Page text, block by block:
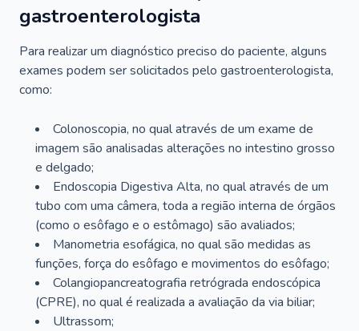
gastroenterologista
Para realizar um diagnóstico preciso do paciente, alguns
exames podem ser solicitados pelo gastroenterologista,
como:
Colonoscopia, no qual através de um exame de
imagem são analisadas alterações no intestino grosso
e delgado;
Endoscopia Digestiva Alta, no qual através de um
tubo com uma câmera, toda a região interna de órgãos
(como o esôfago e o estômago) são avaliados;
Manometria esofágica, no qual são medidas as
funções, força do esôfago e movimentos do esôfago;
Colangiopancreatografia retrógrada endoscópica
(CPRE), no qual é realizada a avaliação da via biliar;
Ultrassom;